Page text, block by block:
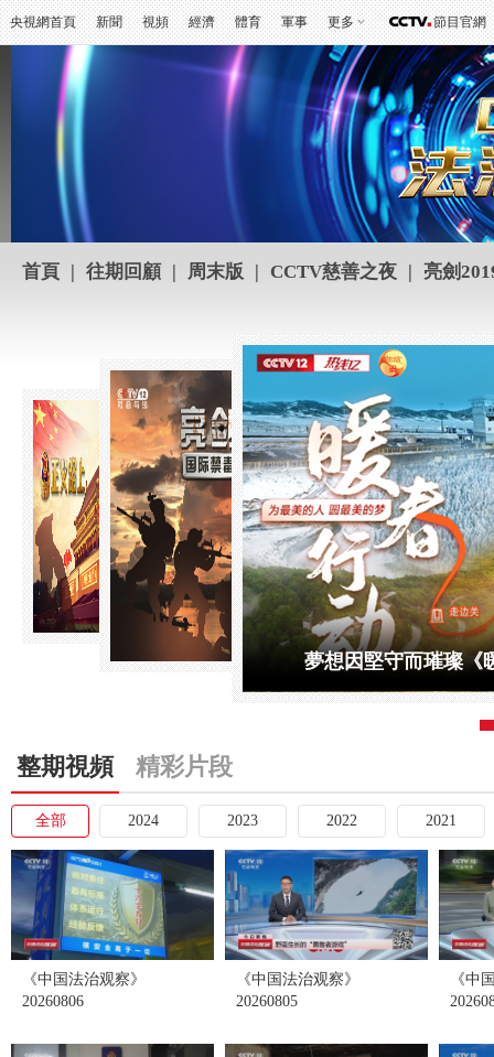
央視網首頁 新聞 視頻 經濟 體育 軍事 更多 節目官網
首頁 | 往期回顧 | 周末版 | CCTV慈善之夜 | 亮劍
夢想因堅守而璀璨《
整期視頻 精彩片段
全部 2024 2023 2022 2021
《中国法治观察》
20260806
《中国法治观察》
20260805
《中